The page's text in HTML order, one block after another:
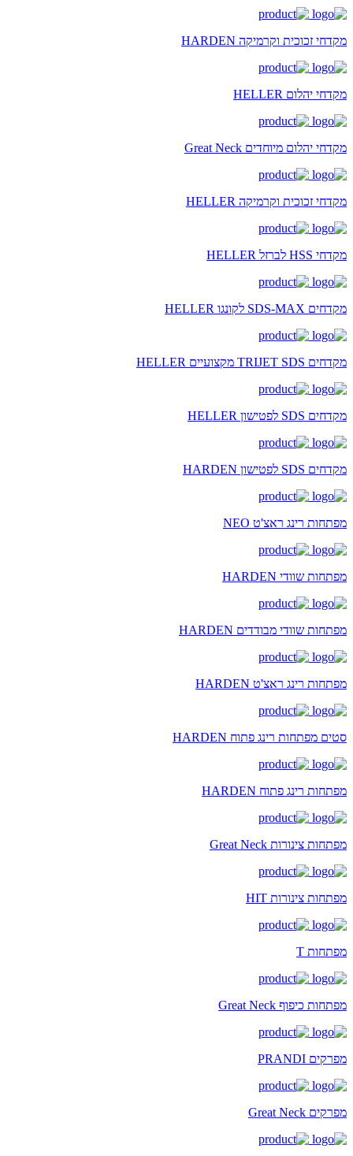
מקדחי זכוכית וקרמיקה HARDEN
מקדחי יהלום HELLER
מקדחי יהלום מיוחדים Great Neck
מקדחי זכוכית וקרמיקה HELLER
מקדחי HSS לברזל HELLER
מקדחים SDS-MAX לקונגו HELLER
מקדחים TRIJET SDS מקצועיים HELLER
מקדחים SDS לפטישון HELLER
מקדחים SDS לפטישון HARDEN
מפתחות רינג ראצ'ט NEO
מפתחות שוודי HARDEN
מפתחות שוודי מבודדים HARDEN
מפתחות רינג ראצ'ט HARDEN
סטים מפתחות רינג פתוח HARDEN
מפתחות רינג פתוח HARDEN
מפתחות צינורות Great Neck
מפתחות צינורות HIT
מפתחות T
מפתחות כיפוף Great Neck
מפרקים PRANDI
מפרקים Great Neck